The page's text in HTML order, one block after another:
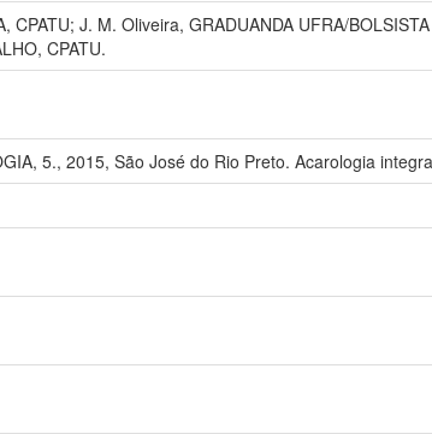
CPATU; J. M. Oliveira, GRADUANDA UFRA/
CPATU.
5., 2015, São José do Rio Preto. Acarologia